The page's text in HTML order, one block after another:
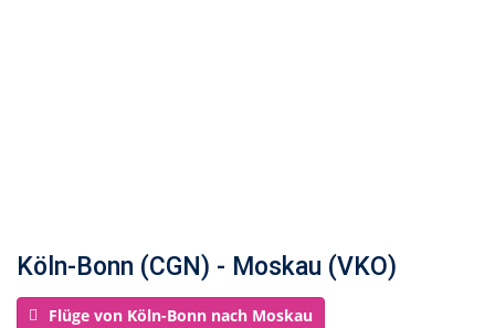
Köln-Bonn (CGN) - Moskau (VKO)
Flüge von Köln-Bonn nach Moskau